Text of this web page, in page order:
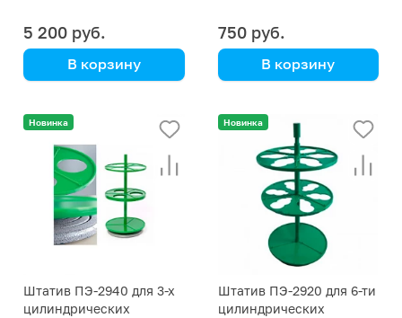
5 200 руб.
В корзину
750 руб.
В корзину
Новинка
Штатив ПЭ-2940 для 3-х
цилиндрических
Новинка
Штатив ПЭ-2920 для 6-ти
цилиндрических